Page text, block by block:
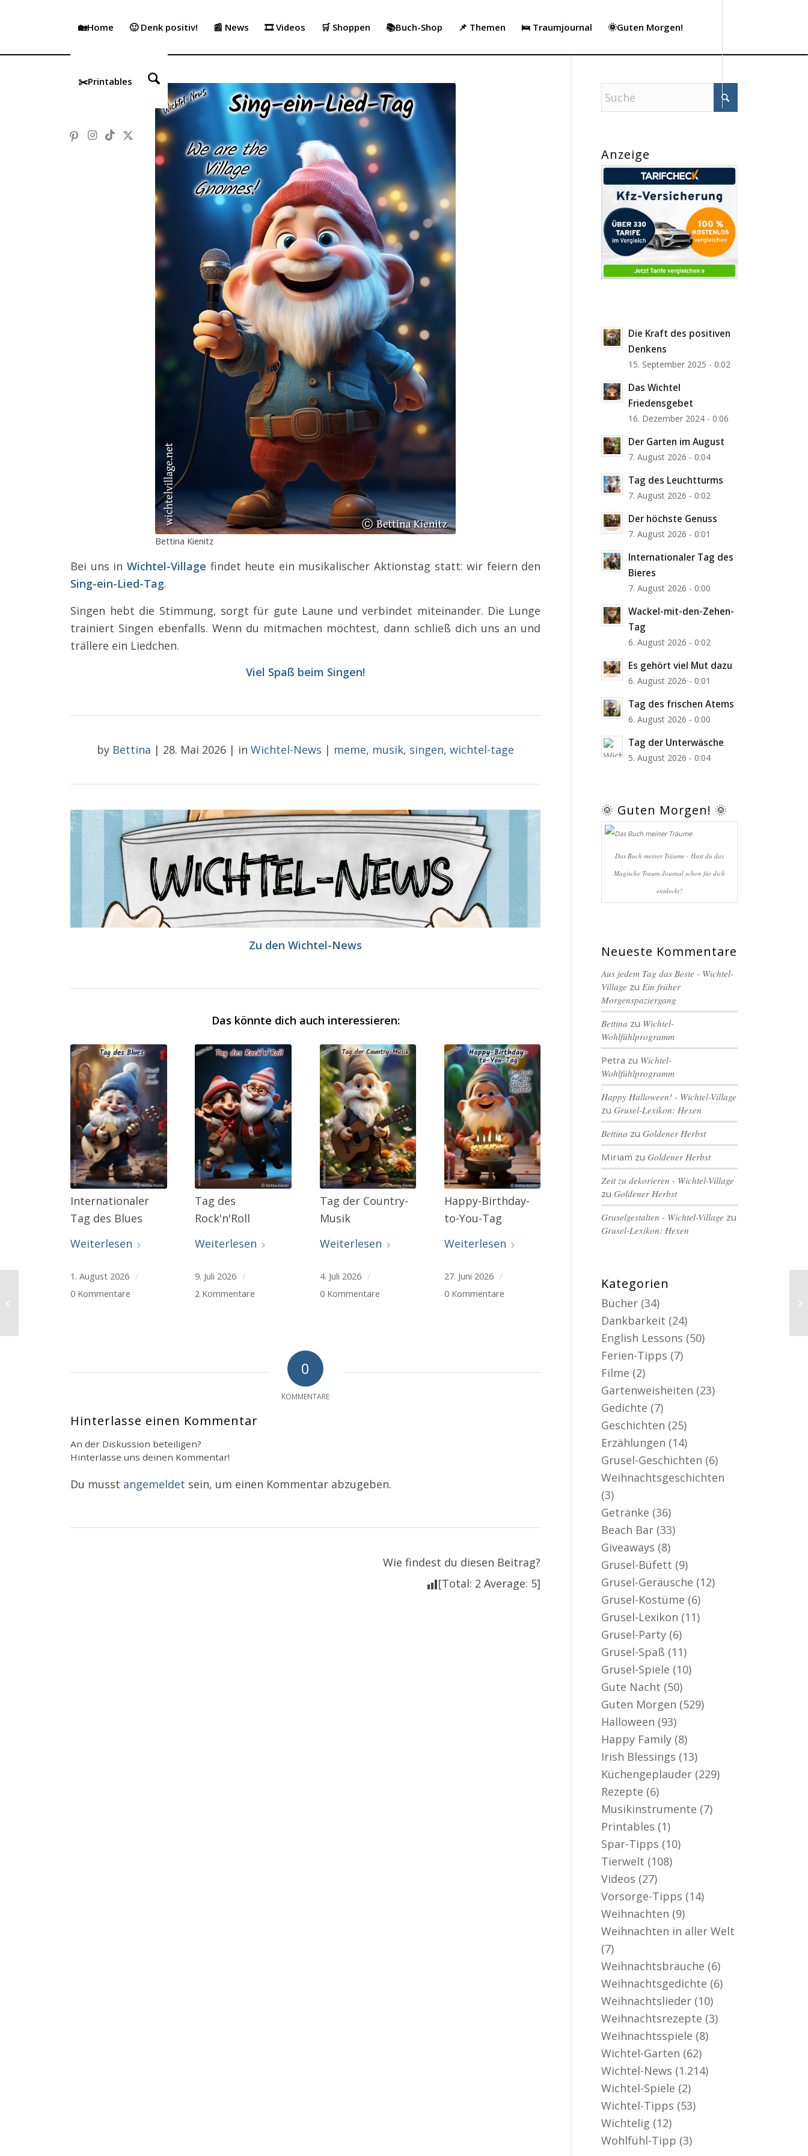
🏡Home 🙂 Denk positiv! 📰 News 🎞️ Videos 🛒 Shoppen 📚Buch-Shop 📌 Themen 🛌 Traumjournal 🌞Guten Morgen!
✂️Printables
Bettina Kienitz
Bei uns in Wichtel-Village findet heute ein musikalischer Aktionstag statt: wir feiern den
Sing-ein-Lied-Tag.
Singen hebt die Stimmung, sorgt für gute Laune und verbindet miteinander. Die Lunge
trainiert Singen ebenfalls. Wenn du mitmachen möchtest, dann schließ dich uns an und
trällere ein Liedchen.
Viel Spaß beim Singen!
by Bettina | 28. Mai 2026 | in Wichtel-News | meme, musik, singen,wichtel-tage
Zu den Wichtel-News
Das könnte dich auch interessieren:
Internationaler
Tag des Blues
Weiterlesen
1. August 2026 /
0 Kommentare
Tag des
Rock'n'Roll
Weiterlesen
9. Juli 2026 /
2 Kommentare
Tag der Country-
Musik
Weiterlesen
4. Juli 2026 /
0 Kommentare
Happy-Birthday-
to-You-Tag
Weiterlesen
27. Juni 2026 /
0 Kommentare
0
KOMMENTARE
Hinterlasse einen Kommentar
An der Diskussion beteiligen?
Hinterlasse uns deinen Kommentar!
Du musst angemeldet sein, um einen Kommentar abzugeben.
Wie findest du diesen Beitrag?
[Total: 2 Average: 5]
Anzeige
Die Kraft des positiven
Denkens
15. September 2025 - 0:02
Das Wichtel
Friedensgebet
16. Dezember 2024 - 0:06
Der Garten im August
7. August 2026 - 0:04
Tag des Leuchtturms
7. August 2026 - 0:02
Der höchste Genuss
7. August 2026 - 0:01
Internationaler Tag des
Bieres
7. August 2026 - 0:00
Wackel-mit-den-Zehen-
Tag
6. August 2026 - 0:02
Es gehört viel Mut dazu
6. August 2026 - 0:01
Tag des frischen Atems
6. August 2026 - 0:00
Tag der Unterwäsche
5. August 2026 - 0:04
🌞 Guten Morgen! 🌞
Das Buch meiner Träume - Hast du das
Magische Traum-Journal schon für dich
entdeckt?
Neueste Kommentare
Aus jedem Tag das Beste - Wichtel-
Village zu Ein früher
Morgenspaziergang
Bettina zu Wichtel-
Wohlfühlprogramm
Petra zu Wichtel-
Wohlfühlprogramm
Happy Halloween! - Wichtel-Village
zuGrusel-Lexikon: Hexen
Bettina zuGoldener Herbst
Miriam zuGoldener Herbst
Zeit zu dekorieren - Wichtel-Village
zuGoldener Herbst
Gruselgestalten - Wichtel-Village zu
Grusel-Lexikon: Hexen
Kategorien
Bücher (34)
Dankbarkeit (24)
English Lessons (50)
Ferien-Tipps (7)
Filme (2)
Gartenweisheiten (23)
Gedichte (7)
Geschichten (25)
Erzählungen (14)
Grusel-Geschichten (6)
Weihnachtsgeschichten
(3)
Getränke (36)
Beach Bar (33)
Giveaways (8)
Grusel-Büfett (9)
Grusel-Geräusche (12)
Grusel-Kostüme (6)
Grusel-Lexikon (11)
Grusel-Party (6)
Grusel-Spaß (11)
Grusel-Spiele (10)
Gute Nacht (50)
Guten Morgen (529)
Halloween (93)
Happy Family (8)
Irish Blessings (13)
Küchengeplauder (229)
Rezepte (6)
Musikinstrumente (7)
Printables (1)
Spar-Tipps (10)
Tierwelt (108)
Videos (27)
Vorsorge-Tipps (14)
Weihnachten (9)
Weihnachten in aller Welt
(7)
Weihnachtsbräuche (6)
Weihnachtsgedichte (6)
Weihnachtslieder (10)
Weihnachtsrezepte (3)
Weihnachtsspiele (8)
Wichtel-Garten (62)
Wichtel-News (1.214)
Wichtel-Spiele (2)
Wichtel-Tipps (53)
Wichtelig (12)
Wohlfühl-Tipp (3)